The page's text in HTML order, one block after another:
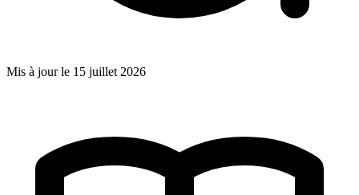
Mis à jour le 15 juillet 2026